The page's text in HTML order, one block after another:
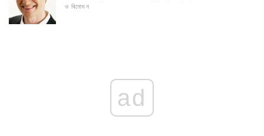
ও বিনোদন
ad